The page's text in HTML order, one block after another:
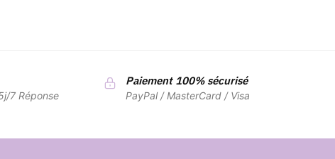
7 Réponse
Paiement 100% sécurisé
PayPal / MasterCard / Visa